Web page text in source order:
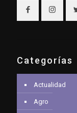
Categorías
Actualidad
Agro